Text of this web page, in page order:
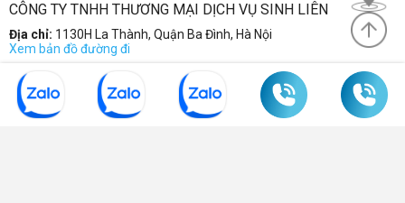
CÔNG TY TNHH THƯƠNG MẠI DỊCH VỤ SINH LIÊN
Địa chỉ: 1130H La Thành, Quận Ba Đình, Hà Nội
Xem bản đồ đường đi
Điện thoại:
0904 570 339 0985 635 830
043 7752 728
Email:sinhlien@noithatsinhlien.com
Mã số DKKD:
0102337997 do sở KHDDT Hà Nội cấp